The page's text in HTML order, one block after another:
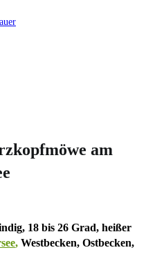
Hofbauer
am
18 bis 26 Grad, heißer
, Westbecken, Ostbecken,